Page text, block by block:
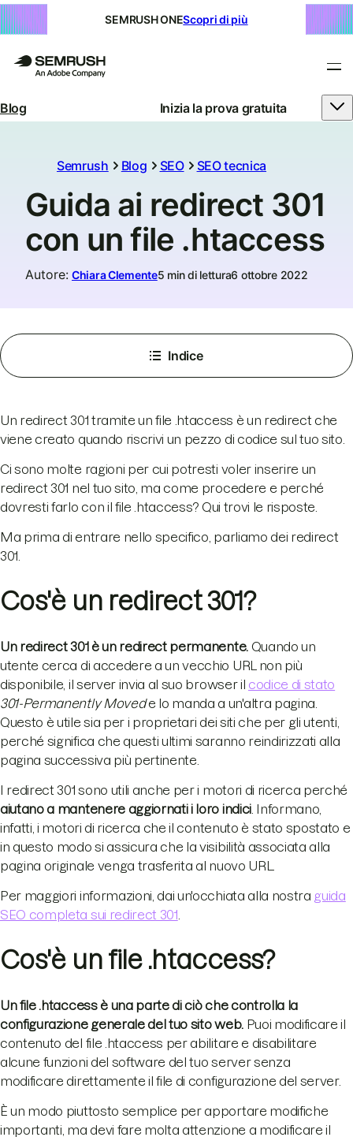
SEMRUSH ONEScopri di più
Blog Inizia la prova gratuita
Semrush Blog SEO SEO tecnica
Guida ai redirect 301
con un file .htaccess
Autore: Chiara Clemente5 min di lettura6 ottobre 2022
Indice
Un redirect 301 tramite un file .htaccess è un redirect che
viene creato quando riscrivi un pezzo di codice sul tuo sito.
Ci sono molte ragioni per cui potresti voler inserire un
redirect 301 nel tuo sito, ma come procedere e perché
dovresti farlo con il file .htaccess? Qui trovi le risposte.
Ma prima di entrare nello specifico, parliamo dei redirect
301.
Cos'è un redirect 301?
Un redirect 301 è un redirect permanente.Quando un
utente cerca di accedere a un vecchio URL non più
disponibile, il server invia al suo browser il codice di stato
301-Permanently Movede lo manda a un'altra pagina.
Questo è utile sia per i proprietari dei siti che per gli utenti,
perché significa che questi ultimi saranno reindirizzati alla
pagina successiva più pertinente.
I redirect 301 sono utili anche per i motori di ricerca perché
aiutano a mantenere aggiornati i loro indici. Informano,
infatti, i motori di ricerca che il contenuto è stato spostato e
in questo modo si assicura che la visibilità associata alla
pagina originale venga trasferita al nuovo URL.
Per maggiori informazioni, dai un'occhiata alla nostra guida
SEO completa sui redirect 301
Cos'è un file .htaccess?
Un file .htaccess è una parte di ciò che controlla la
configurazione generale del tuo sito web.Puoi modificare il
contenuto del file .htaccess per abilitare e disabilitare
alcune funzioni del software del tuo server senza
modificare direttamente il file di configurazione del server.
È un modo piuttosto semplice per apportare modifiche
importanti, ma devi fare molta attenzione a modificare il